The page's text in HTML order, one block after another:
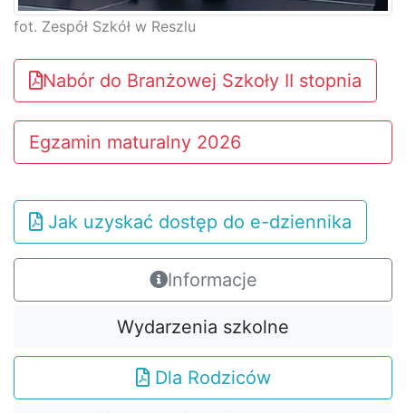
fot. Zespół Szkół w Reszlu
Nabór do Branżowej Szkoły II stopnia
Egzamin maturalny 2026
Jak uzyskać dostęp do e-dziennika
Informacje
Wydarzenia szkolne
Dla Rodziców